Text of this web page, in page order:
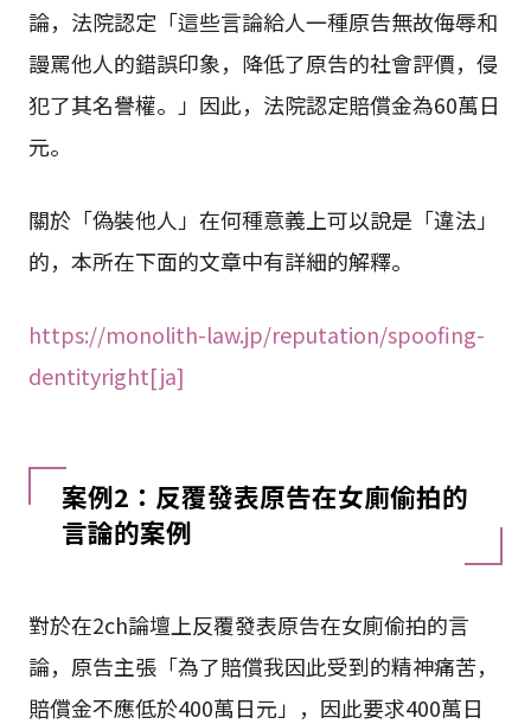
論，法院認定「這些言論給人一種原告無故侮辱和
謾罵他人的錯誤印象，降低了原告的社會評價，侵
犯了其名譽權。」因此，法院認定賠償金為60萬日
元。
關於「偽裝他人」在何種意義上可以說是「違法」
的，本所在下面的文章中有詳細的解釋。
https://monolith-law.jp/reputation/spoofing-
dentityright[ja]
案例2：反覆發表原告在女廁偷拍的
言論的案例
對於在2ch論壇上反覆發表原告在女廁偷拍的言
論，原告主張「為了賠償我因此受到的精神痛苦，
賠償金不應低於400萬日元」，因此要求400萬日